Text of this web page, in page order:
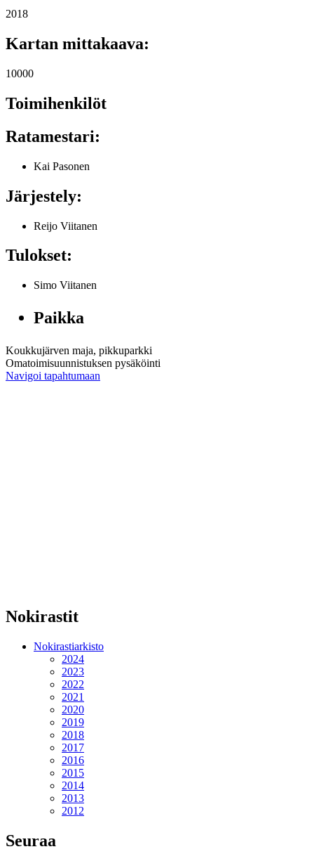
2018
Kartan mittakaava:
10000
Toimihenkilöt
Ratamestari:
Kai Pasonen
Järjestely:
Reijo Viitanen
Tulokset:
Simo Viitanen
Paikka
Koukkujärven maja, pikkuparkki
Omatoimisuunnistuksen pysäköinti
Navigoi tapahtumaan
Nokirastit
Nokirastiarkisto
2024
2023
2022
2021
2020
2019
2018
2017
2016
2015
2014
2013
2012
Seuraa